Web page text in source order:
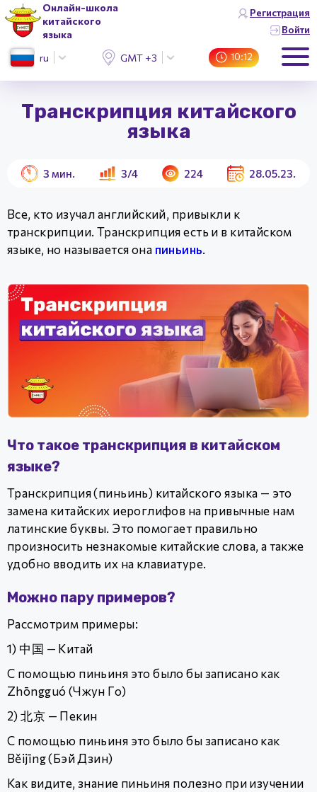
Онлайн-школа
китайского
языка
Регистрация
Войти
ru GMT +3 (Москва) 10:12
Транскрипция китайского
языка
3 мин. 3/4 224 28.05.23.
Все, кто изучал английский, привыкли к
транскрипции. Транскрипция есть и в китайском
языке, но называется она пиньинь.
Что такое транскрипция в китайском
языке?
Транскрипция (пиньинь) китайского языка — это
замена китайских иероглифов на привычные нам
латинские буквы. Это помогает правильно
произносить незнакомые китайские слова, а также
удобно вводить их на клавиатуре.
Можно пару примеров?
Рассмотрим примеры:
1) 中国 — Китай
С помощью пиньиня это было бы записано как
Zhōngguó (Чжун Го)
2) 北京 — Пекин
С помощью пиньиня это было бы записано как
Běijīng (Бэй Дзин)
Как видите, знание пиньиня полезно при изучении